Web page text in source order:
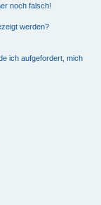
noch falsch!
werden?
ich aufgefordert, mich